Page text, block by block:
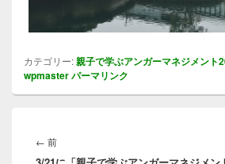
カテゴリー:親子で学ぶアンガーマネジメント
wpmasterパーマリンク
稿
ナ
← 前前